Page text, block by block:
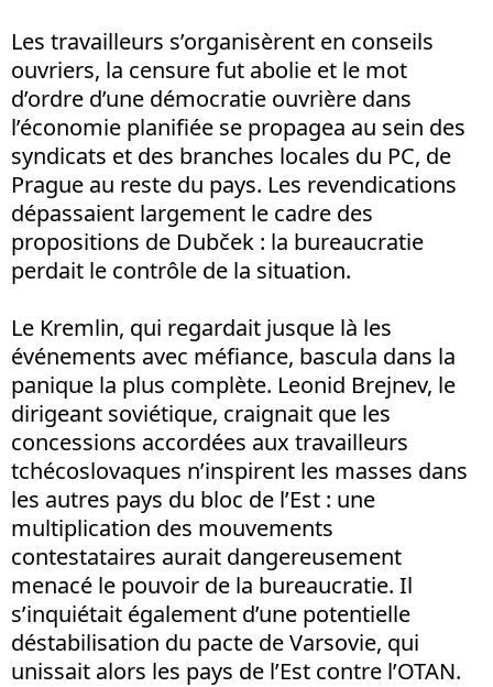
Les travailleurs s’organisèrent en conseils
ouvriers, la censure fut abolie et le mot
d’ordre d’une démocratie ouvrière dans
l’économie planifiée se propagea au sein des
syndicats et des branches locales du PC, de
Prague au reste du pays. Les revendications
dépassaient largement le cadre des
propositions de Dubček : la bureaucratie
perdait le contrôle de la situation.
Le Kremlin, qui regardait jusque là les
événements avec méfiance, bascula dans la
panique la plus complète. Leonid Brejnev, le
dirigeant soviétique, craignait que les
concessions accordées aux travailleurs
tchécoslovaques n’inspirent les masses dans
les autres pays du bloc de l’Est : une
multiplication des mouvements
contestataires aurait dangereusement
menacé le pouvoir de la bureaucratie. Il
s’inquiétait également d’une potentielle
déstabilisation du pacte de Varsovie, qui
unissait alors les pays de l’Est contre l’OTAN.